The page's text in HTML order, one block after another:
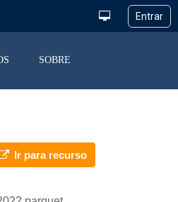
SOBRE
Ir para recurso